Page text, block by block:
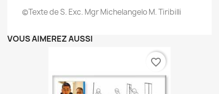
©Texte de S. Exc. Mgr Michelangelo M. Tiribilli
VOUS AIMEREZ AUSSI
favorite_border